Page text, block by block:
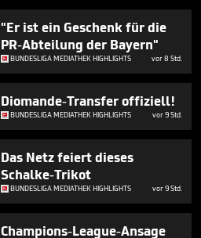
"Er ist ein Geschenk für die
PR-Abteilung der Bayern"
BUNDESLIGA MEDIATHEK HIGHLIGHTS vor 8 Std.
Diomande-Transfer offiziell!
BUNDESLIGA MEDIATHEK HIGHLIGHTS vor 9 Std.
Das Netz feiert dieses
Schalke-Trikot
BUNDESLIGA MEDIATHEK HIGHLIGHTS vor 9 Std.
Champions-League-Ansage